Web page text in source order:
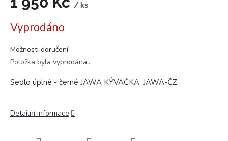
/ ks
cena:
Vyprodáno
Možnosti doručení
Položka byla vyprodána…
Sedlo úplné - černé JAWA KÝVAČKA, JAWA-ČZ
Detailní informace